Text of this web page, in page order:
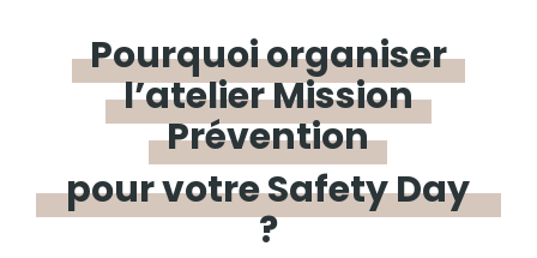
Pourquoiorganiser
l’atelierMission
Prévention
pour votre Safety Day
?